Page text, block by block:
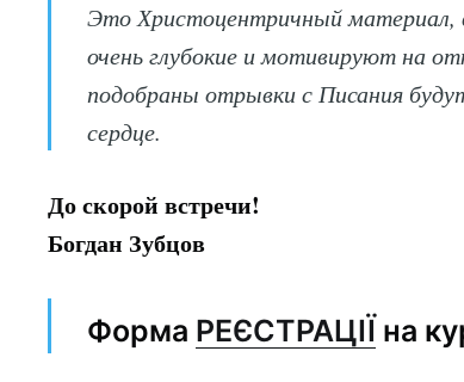
Это Христоцентричный материал,
очень глубокие и мотивируют на
подобраны отрывки с Писания
сердце.
До скорой встречи!
Богдан Зубцов
Форма РЕЄСТРАЦІЇ на